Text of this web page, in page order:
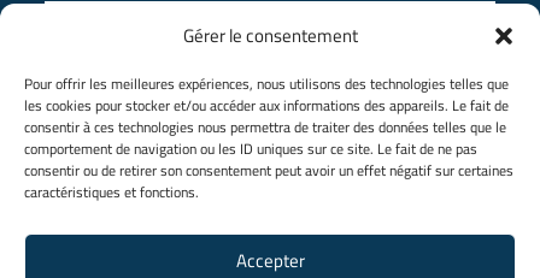
Gérer le consentement
Pour offrir les meilleures expériences, nous utilisons des technologies telles que
les cookies pour stocker et/ou accéder aux informations des appareils. Le fait de
consentir à ces technologies nous permettra de traiter des données telles que le
comportement de navigation ou les ID uniques sur ce site. Le fait de ne pas
consentir ou de retirer son consentement peut avoir un effet négatif sur certaines
caractéristiques et fonctions.
Accepter
⭢ SDApp
⭢ Espace pro🔒
⭢ Groupe Maurizi
⭢ Plan de site
SDA – 696, boulevard du Petit Quinquin – 59 273 Fretin –